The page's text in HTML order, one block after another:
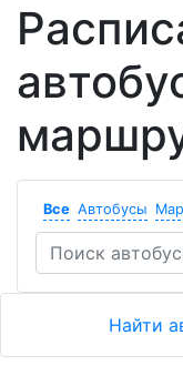
Все Автобусы
Найти